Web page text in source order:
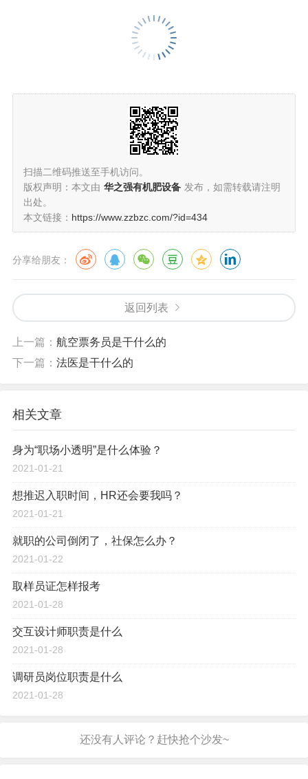
扫描二维码推送至手机访问。
版权声明：本文由 华之强有机肥设备 发布，如需转载请注明
出处。
本文链接： https://www.zzbzc.com/?id=434
分享给朋友：
返回列表
上一篇： 航空票务员是干什么的
下一篇： 法医是干什么的
相关文章
身为“职场小透明”是什么体验？
2021-01-21
想推迟入职时间，HR还会要我吗？
2021-01-21
就职的公司倒闭了，社保怎么办？
2021-01-22
取样员证怎样报考
2021-01-28
交互设计师职责是什么
2021-01-28
调研员岗位职责是什么
2021-01-28